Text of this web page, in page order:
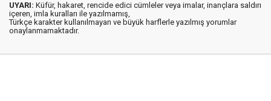
UYARI: Küfür, hakaret, rencide edici cümleler veya imalar, inançlara saldırı
içeren, imla kuralları ile yazılmamış,
Türkçe karakter kullanılmayan ve büyük harflerle yazılmış yorumlar
onaylanmamaktadır.